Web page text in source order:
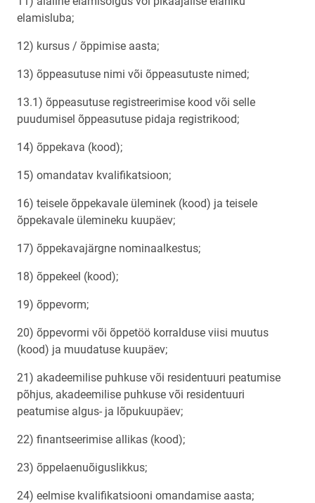
elamisluba;
12) kursus / õppimise aasta;
13) õppeasutuse nimi või õppeasutuste nimed;
13.1) õppeasutuse registreerimise kood või selle
puudumisel õppeasutuse pidaja registrikood;
14) õppekava (kood);
15) omandatav kvalifikatsioon;
16) teisele õppekavale üleminek (kood) ja teisele
õppekavale ülemineku kuupäev;
17) õppekavajärgne nominaalkestus;
18) õppekeel (kood);
19) õppevorm;
20) õppevormi või õppetöö korralduse viisi muutus
(kood) ja muudatuse kuupäev;
21) akadeemilise puhkuse või residentuuri peatumise
põhjus, akadeemilise puhkuse või residentuuri
peatumise algus- ja lõpukuupäev;
22) finantseerimise allikas (kood);
23) õppelaenuõiguslikkus;
24) eelmise kvalifikatsiooni omandamise aasta;